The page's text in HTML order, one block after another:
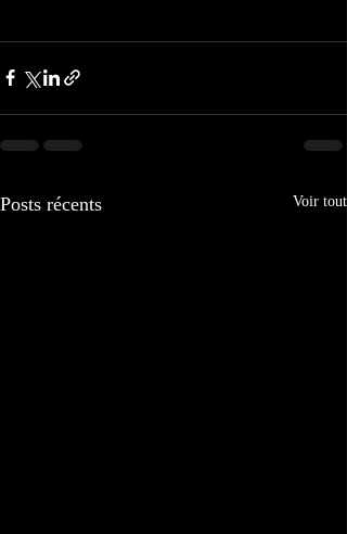
Posts récents Voir tout